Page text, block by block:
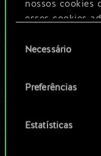
nossos cookies
esses cookies
Você
de cookies e
no menu
deNecessário
Preferências
Estatísticas
comunidade